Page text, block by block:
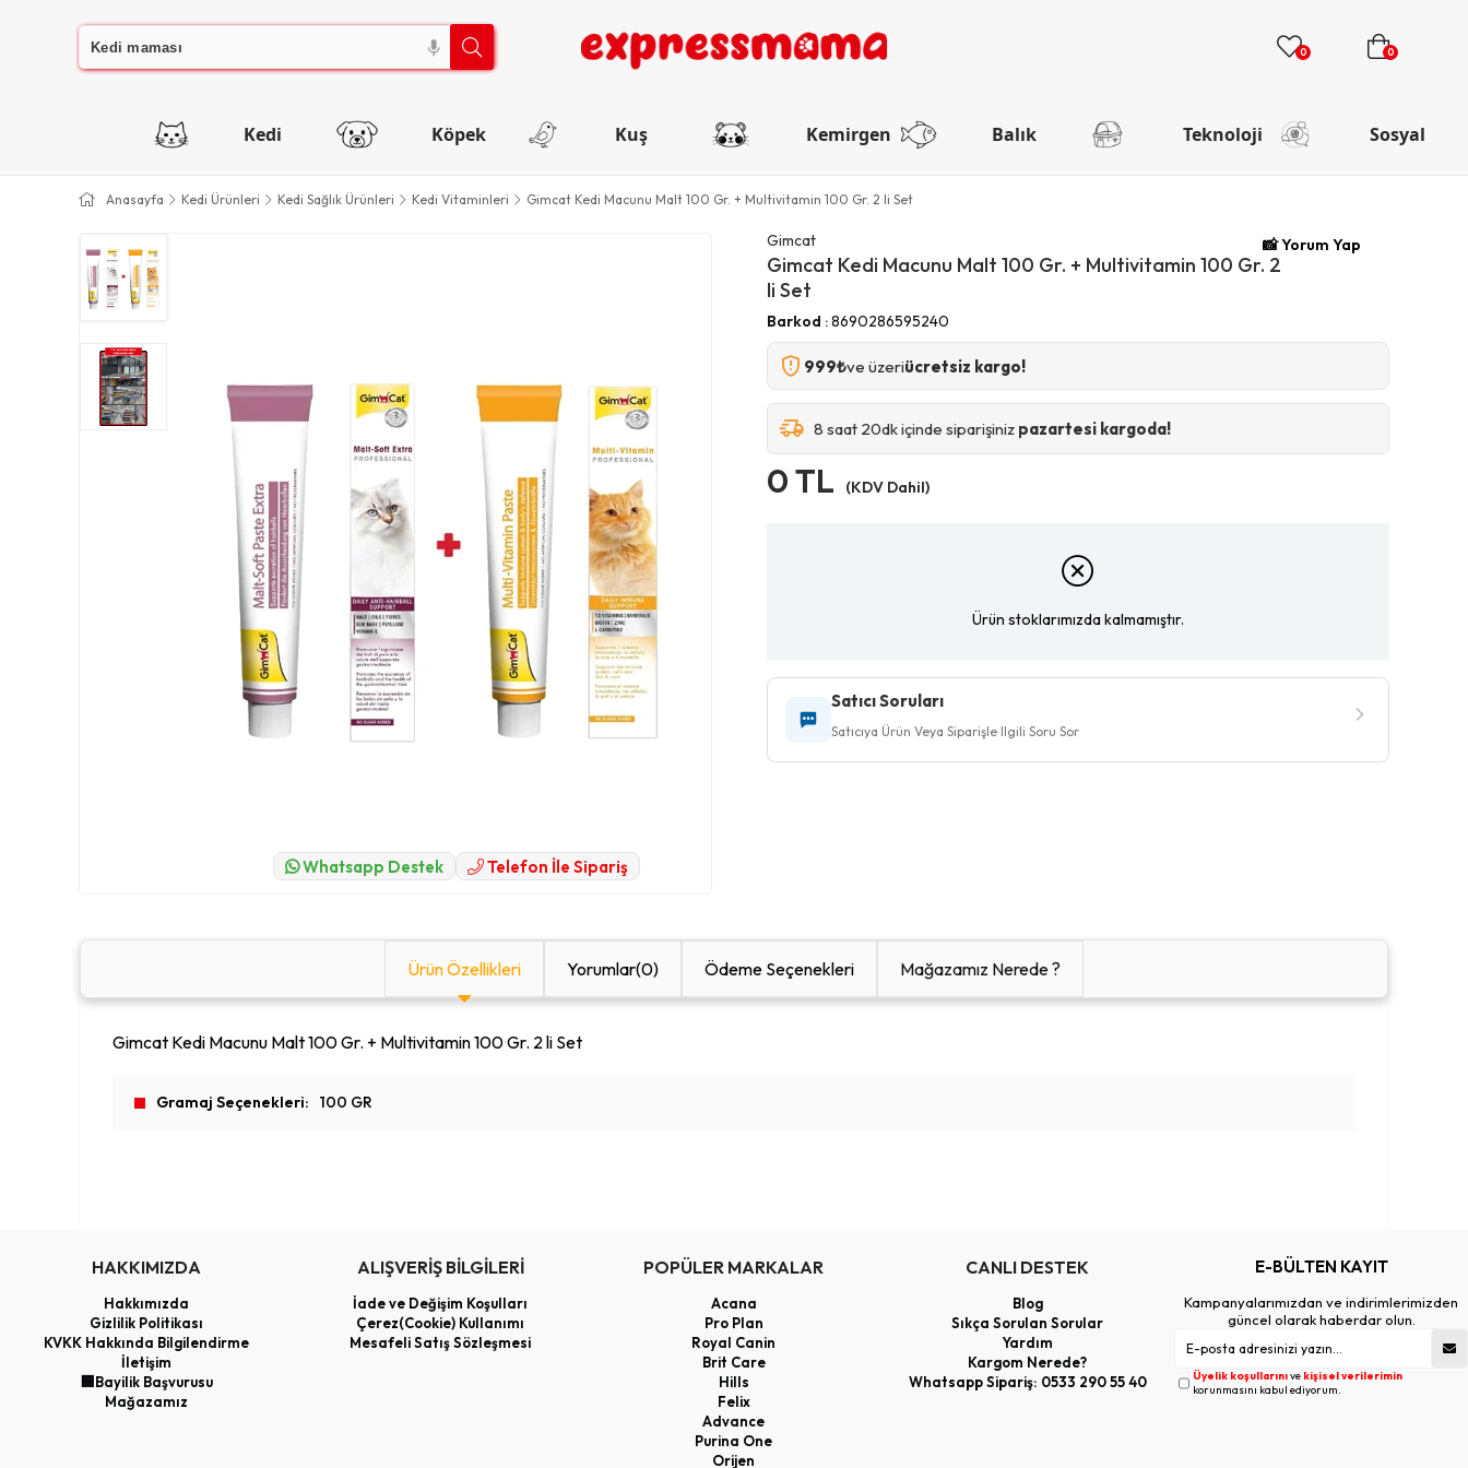
0 0
Kedi Köpek Kuş Kemirgen Balık Teknoloji Sosyal
Anasayfa Kedi Ürünleri Kedi Sağlık Ürünleri Kedi Vitaminleri Gimcat Kedi Macunu Malt 100 Gr. + Multivitamin 100 Gr. 2 li Set
Whatsapp Destek Telefon İle Sipariş
Gimcat
Gimcat Kedi Macunu Malt 100 Gr. + Multivitamin 100 Gr. 2
li Set
📸 Yorum Yap
Barkod :8690286595240
999₺ve üzeriücretsiz kargo!
8 saat 20dk içinde siparişiniz pazartesi kargoda!
0 TL (KDV Dahil)
Ürün stoklarımızda kalmamıştır.
Satıcı Soruları
Satıcıya Ürün Veya Siparişle Ilgili Soru Sor
Ürün Özellikleri Yorumlar(0) Ödeme Seçenekleri Mağazamız Nerede ?
Gimcat Kedi Macunu Malt 100 Gr. + Multivitamin 100 Gr. 2 li Set
Gramaj Seçenekleri 100 GR
HAKKIMIZDA
Hakkımızda
Gizlilik Politikası
KVKK Hakkında Bilgilendirme
İletişim
🏢Bayilik Başvurusu
Mağazamız
ALIŞVERİŞ BİLGİLERİ
İade ve Değişim Koşulları
Çerez(Cookie) Kullanımı
Mesafeli Satış Sözleşmesi
POPÜLER MARKALAR
Acana
Pro Plan
Royal Canin
Brit Care
Hills
Felix
Advance
Purina One
Orijen
CANLI DESTEK
Blog
Sıkça Sorulan Sorular
Yardım
Kargom Nerede?
Whatsapp Sipariş: 0533 290 55 40
E-BÜLTEN KAYIT
Kampanyalarımızdan ve indirimlerimizden
güncel olarak haberdar olun.
Üyelik koşullarınıve kişisel verilerimin
korunmasını kabul ediyorum.